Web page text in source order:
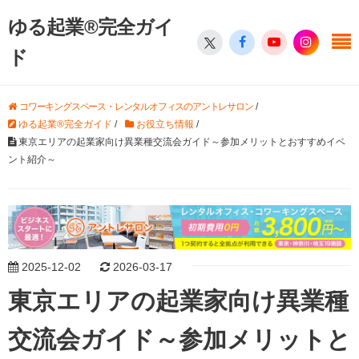
ゆる起業®完全ガイ
ド
コワーキングスペース・レンタルオフィスのアントレサロン/
ゆる起業®完全ガイド / お役立ち情報 /
東京エリアの起業家向け異業種交流会ガイド～参加メリットとおすすめイベ
ント紹介～
2025-12-02 2026-03-17
東京エリアの起業家向け異業種
交流会ガイド～参加メリットと